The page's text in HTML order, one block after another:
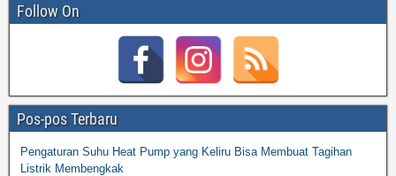
Follow On
Pos-pos Terbaru
Pengaturan Suhu Heat Pump yang Keliru Bisa Membuat Tagihan
Listrik Membengkak